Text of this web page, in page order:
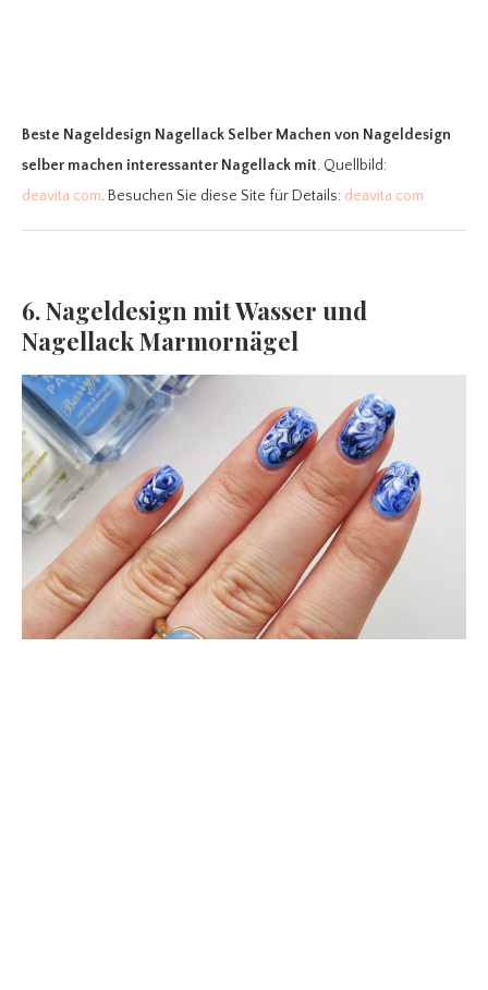
Beste Nageldesign Nagellack Selber Machen von Nageldesign
selber machen interessanter Nagellack mit. Quellbild:
deavita.com. Besuchen Sie diese Site für Details: deavita.com
6. Nageldesign mit Wasser und
Nagellack Marmornägel